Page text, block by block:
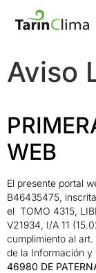
Aviso
WEB
El presente portal
B46435475,
el TOMO 4315,
V21934, I/A 11
cumplimiento al
de la Información y
46980 DE